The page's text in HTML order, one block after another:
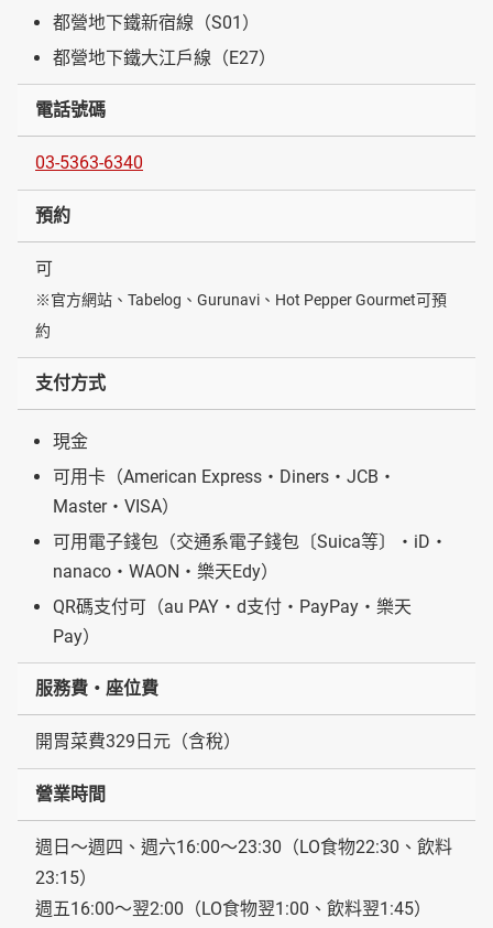
都營地下鐵新宿線（S01）
都營地下鐵大江戶線（E27）
電話號碼
03-5363-6340
預約
可
※官方網站、Tabelog、Gurunavi、Hot Pepper Gourmet可預
約
支付方式
現金
可用卡（American Express・Diners・JCB・
Master・VISA）
可用電子錢包（交通系電子錢包〔Suica等〕・iD・
nanaco・WAON・樂天Edy）
QR碼支付可（au PAY・d支付・PayPay・樂天
Pay）
服務費・座位費
開胃菜費329日元（含稅）
營業時間
週日～週四、週六16:00～23:30（LO食物22:30、飲料
23:15）
週五16:00～翌2:00（LO食物翌1:00、飲料翌1:45）